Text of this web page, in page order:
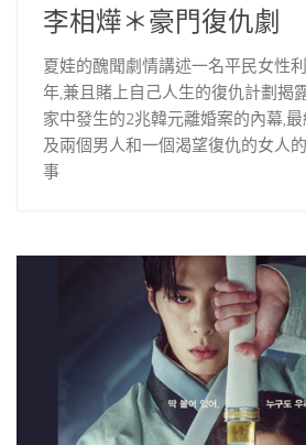
李相燁＊豪門復仇劇
夏娃的醜聞劇情講述一名平民女性
年,兼且賭上自己人生的復仇計劃揭
家中發生的2兆韓元離婚案的內幕,
及兩個男人和一個渴望復仇的女人
事